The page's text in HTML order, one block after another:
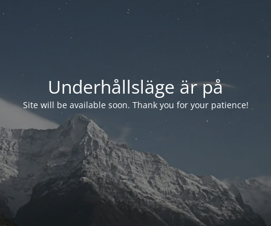
Underhållsläge är på
Site will be available soon. Thank you for your patience!